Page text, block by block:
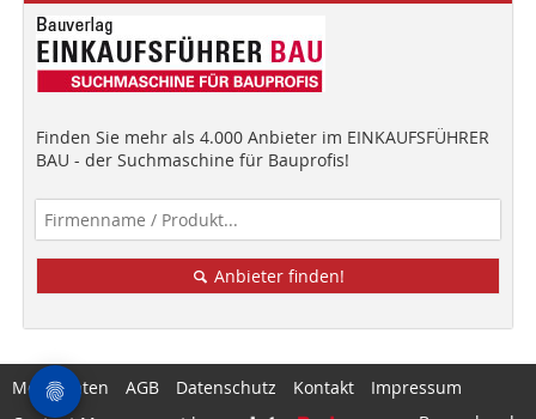
Finden Sie mehr als 4.000 Anbieter im EINKAUFSFÜHRER
BAU - der Suchmaschine für Bauprofis!
Anbieter finden!
Mediadaten AGB Datenschutz Kontakt
Impressum